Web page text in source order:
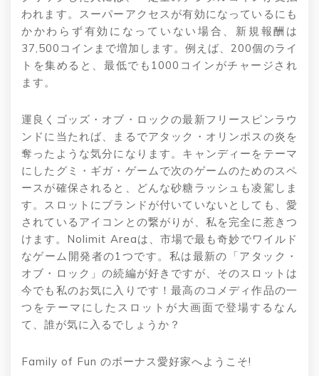
われます。スーパーアクセスが有効になっているにも
かかわらず有効になっていない場合、新規報酬は
37,500コインまで増加します。例えば、200個のライ
トを集めると、最低でも1000コインがチャージされ
ます。
運良くゴッズ・オブ・ロックの最新フリースピンラウ
ンドに当たれば、まるでアタック・オリンポスの炎を
奪ったような気分になります。キャンディーをテーマ
にしたグミ・ギガ・ゲームで次のゲームのためのスペ
ースが確保されると、どんな砂糖ラッシュも凌駕しま
す。スロットにブランドが付いていないとしても、愛
されているアイコンとの繋がりが、私を完全に惹きつ
けます。Nolimit Areaは、市場で最も奇妙でワイルド
なゲーム開発者の1つです。私は最新の「アタック・
オブ・ロック」の続編が好きですが、そのスロットは
今でも私のお気に入りです！最高のコメディ作品の一
つをテーマにしたスロットが大画面で登場するなん
て、誰が気に入るでしょうか？
Family of Fun のボーナス愛好家へようこそ!